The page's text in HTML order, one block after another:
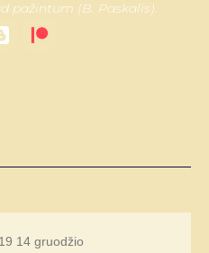
pažintum (B. Paskalis).
14 gruodžio